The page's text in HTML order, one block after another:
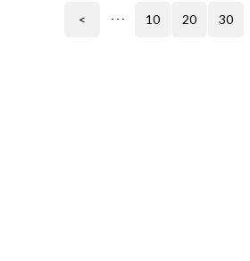
< ･･･ 10 20 30